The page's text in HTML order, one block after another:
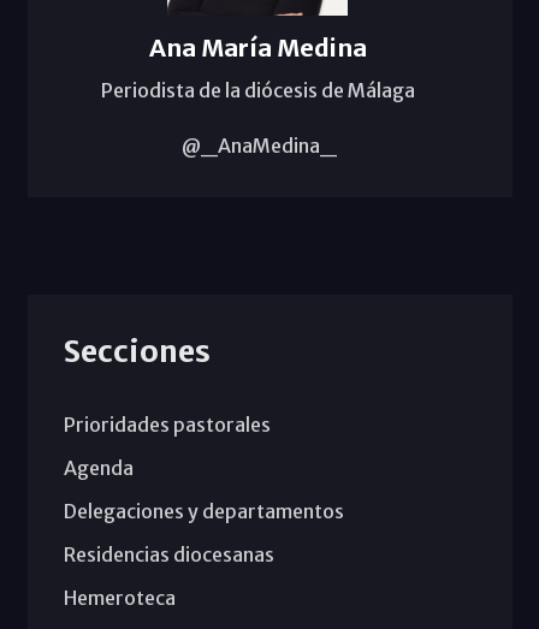
Ana María Medina
Periodista de la diócesis de Málaga
@_AnaMedina_
Secciones
Prioridades pastorales
Agenda
Delegaciones y departamentos
Residencias diocesanas
Hemeroteca